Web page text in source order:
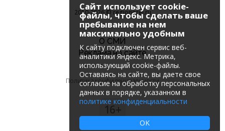
2010-2026 © regionorel.ru
О СМИ
Реклама на сайте
Политика конфиденциальности
16+
Сайт использует cookie-
файлы, чтобы сделать ваше
пребывание на нем
максимально удобным
К cайту подключен сервис веб-
аналитики Яндекс. Метрика,
использующий cookie-файлы.
Оставаясь на сайте, вы даете свое
согласие на обработку персональных
данных в порядке, указанном в
политике конфиденциальности
OK